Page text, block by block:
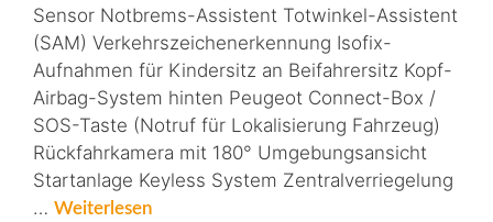
Sensor Notbrems-Assistent Totwinkel-Assistent
(SAM) Verkehrszeichenerkennung Isofix-
Aufnahmen für Kindersitz an Beifahrersitz Kopf-
Airbag-System hinten Peugeot Connect-Box /
SOS-Taste (Notruf für Lokalisierung Fahrzeug)
Rückfahrkamera mit 180° Umgebungsansicht
Startanlage Keyless System Zentralverriegelung
… Weiterlesen